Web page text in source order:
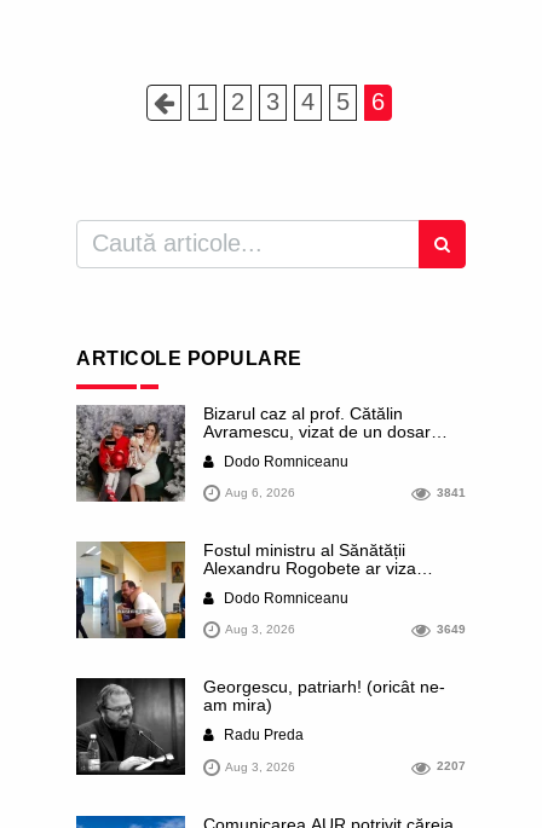
1 2 3 4 5 6
ARTICOLE POPULARE
Bizarul caz al prof. Cătălin
Avramescu, vizat de un dosar
infantilă”. Miroase a execuție
stalinistă. Cea mai imundă parte a
presei publică inclusiv documente
dezvăluite date ultra-personale
ale profesorului, inclusiv
diagnostice și tratamente
Dodo Romniceanu
Aug 6, 2026 3841
Fostul ministru al Sănătății
Alexandru Rogobete ar viza
al orașului Timișoara. Pesedistul
publică imagini demne de Coreea
de Nord cu femei din Timișoara
Dodo Romniceanu
Aug 3, 2026 3649
Georgescu, patriarh! (oricât ne-
am mira)
Radu Preda
Aug 3, 2026 2207
Comunicarea AUR potrivit căreia